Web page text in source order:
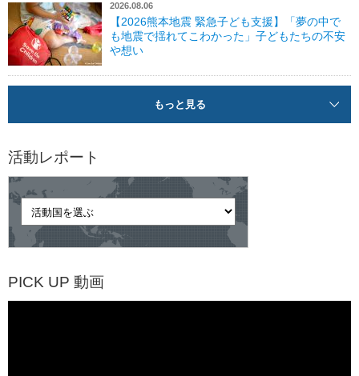
2026.08.06
【2026熊本地震 緊急子ども支援】「夢の中で
も地震で揺れてこわかった」子どもたちの不安
や想い
もっと見る
活動レポート
PICK UP 動画